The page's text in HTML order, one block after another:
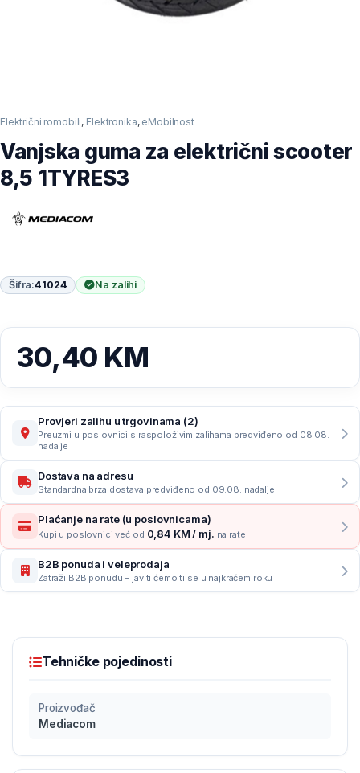
Električni romobili, Elektronika, eMobilnost
Vanjska guma za električni scooter
8,5 1TYRES3
Šifra:41024 Na zalihi
30,40 KM
Provjeri zalihu u trgovinama (2)
Preuzmi u poslovnici s raspoloživim zalihama predviđeno od 08.08.
nadalje
Dostava na adresu
Standardna brza dostava predviđeno od 09.08. nadalje
Plaćanje na rate (u poslovnicama)
Kupi u poslovnici već od 0,84 KM / mj. na rate
B2B ponuda i veleprodaja
Zatraži B2B ponudu – javiti ćemo ti se u najkraćem roku
Tehničke pojedinosti
Proizvođač
Mediacom